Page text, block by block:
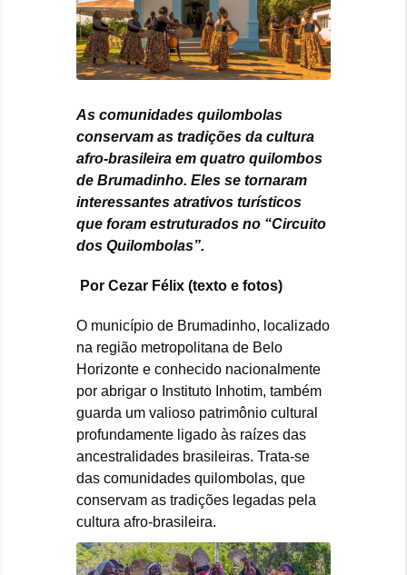
As comunidades quilombolas
conservam as tradições da cultura
afro-brasileira em quatro quilombos
de Brumadinho. Eles se tornaram
interessantes atrativos turísticos
que foram estruturados no “Circuito
dos Quilombolas”.
Por Cezar Félix (texto e fotos)
O município de Brumadinho, localizado
na região metropolitana de Belo
Horizonte e conhecido nacionalmente
por abrigar o Instituto Inhotim, também
guarda um valioso patrimônio cultural
profundamente ligado às raízes das
ancestralidades brasileiras. Trata-se
das comunidades quilombolas, que
conservam as tradições legadas pela
cultura afro-brasileira.